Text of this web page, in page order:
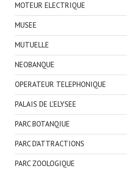
MOTEUR ELECTRIQUE
MUSEE
MUTUELLE
NEOBANQUE
OPERATEUR TELEPHONIQUE
PALAIS DE L'ELYSEE
PARC BOTANQIUE
PARC D'ATTRACTIONS
PARC ZOOLOGIQUE